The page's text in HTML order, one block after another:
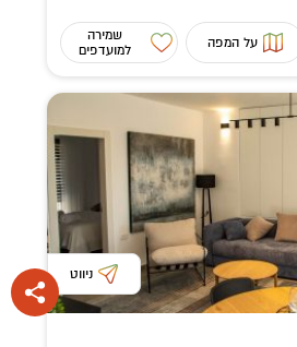
על המפה
שמירה
למועדפים
ניווט